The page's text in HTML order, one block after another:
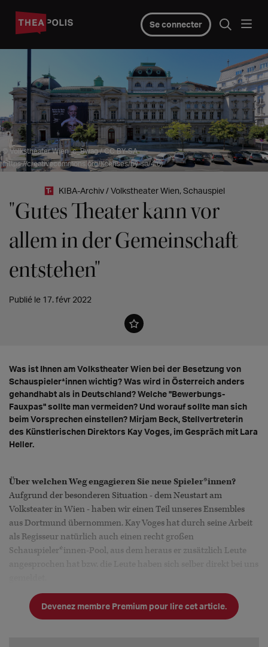
Se connecter
© Volkstheater Wien_c_Bwag / CC BY-SA
(https://creativecommons.org/licenses/by-sa/4.0)
KIBA-Archiv / Volkstheater Wien, Schauspiel
"Gutes Theater kann vor
allem in der Gemeinschaft
entstehen"
Publié le 17. févr 2022
Was ist Ihnen am Volkstheater Wien bei der Besetzung von
Schauspieler*innen wichtig? Was wird in Österreich anders
gehandhabt als in Deutschland? Welche "Bewerbungs-
Fauxpas" sollte man vermeiden? Und worauf sollte man sich
beim Vorsprechen einstellen? Mirjam Beck, Stellvertreterin
des Künstlerischen Direktors Kay Voges, im Gespräch mit Lara
Heller.
Über welchen Weg engagieren Sie neue Spieler*innen?
Aufgrund der besonderen Situation - dem Neustart am
Volksteater in Wien - haben wir einen Teil unseres Ensembles
aus Dortmund übernommen. Kay Voges hat durch seine Arbeit
als Regisseur natürlich auch einen recht großen
Schauspieler*innen-Pool, aus dem heraus er zusätzlich Leute
Wir haben aber tatsächlich auch sehr viele Leute vorsprechen
lassen und dann darüber engagiert, also über Initiativbewe
Devenez membre Premium pour lire cet article.